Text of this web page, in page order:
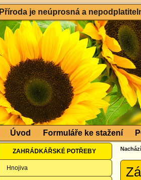
Příroda je neúprosná a
Úvod Formuláře ke stažení
ZAHRÁDKÁŘSKÉ POTŘEBY
Hnojiva